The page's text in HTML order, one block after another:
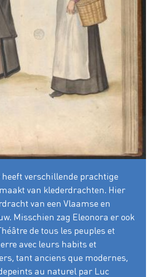
heeft verschillende prachtige
van klederdrachten. Hier
van een Vlaamse en
Misschien zag Eleonora er ook
de tous les peuples et
avec leurs habits et
tant anciens que modernes,
au naturel par Luc